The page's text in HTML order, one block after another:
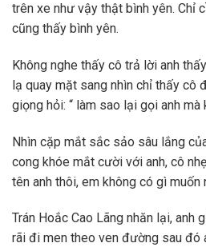
trên xe như vậy thật bình yên. Chỉ
cũng thấy bình yên.
Không nghe thấy cô trả lời anh
lạ quay mặt sang nhìn chỉ thấy cô
giọng hỏi: “ làm sao lại gọi anh mà
Nhìn cặp mắt sắc sảo sâu lắng
cong khóe mắt cười với anh, cô
tên anh thôi, em không có gì muốn
Trán Hoắc Cao Lãng nhăn lại, anh
rãi đi men theo ven đường sau đó